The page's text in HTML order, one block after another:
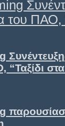
“Ταξίδι